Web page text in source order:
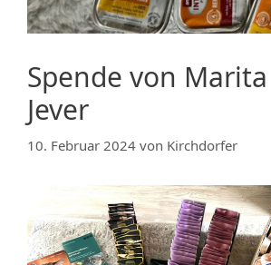
Spende von
Jever
10. Februar 2024 von Kirchdorfer